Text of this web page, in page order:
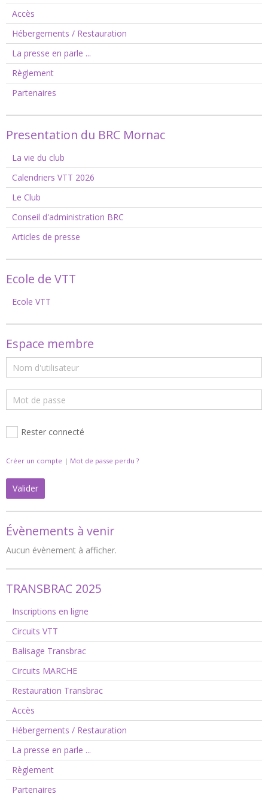
Accès
Hébergements / Restauration
La presse en parle ...
Règlement
Partenaires
Presentation du BRC Mornac
La vie du club
Calendriers VTT 2026
Le Club
Conseil d'administration BRC
Articles de presse
Ecole de VTT
Ecole VTT
Espace membre
Rester connecté
Créer un compte | Mot de passe perdu ?
Valider
Évènements à venir
Aucun évènement à afficher.
TRANSBRAC 2025
Inscriptions en ligne
Circuits VTT
Balisage Transbrac
Circuits MARCHE
Restauration Transbrac
Accès
Hébergements / Restauration
La presse en parle ...
Règlement
Partenaires